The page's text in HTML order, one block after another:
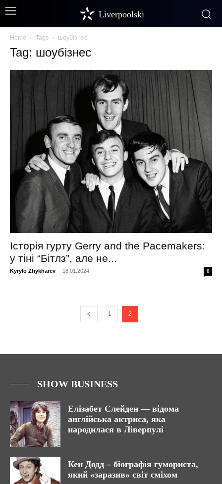
Liverpoolski
Home Tags шоубізнес
Tag: шоубізнес
Історія гурту Gerry and the Pacemakers:
у тіні “Бітлз”, але не...
Kyrylo Zhykharev - 18.01.2024 0
1 2
SHOW BUSINESS
Елізабет Слейден — відома
англійська актриса, яка
народилася в Ліверпулі
Кен Додд – біографія гумориста,
який «заразив» світ сміхом